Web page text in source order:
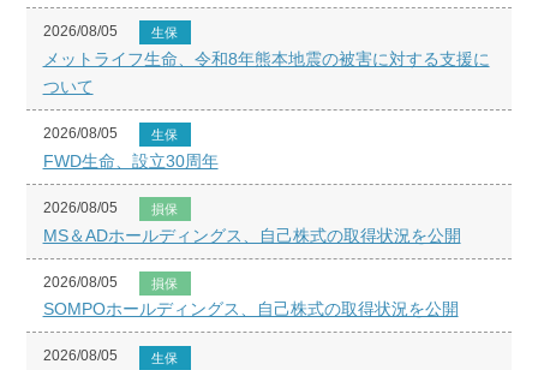
2026/08/05 生保
メットライフ生命、令和8年熊本地震の被害に対する支援に
ついて
2026/08/05 生保
FWD生命、設立30周年
2026/08/05 損保
MS＆ADホールディングス、自己株式の取得状況を公開
2026/08/05 損保
SOMPOホールディングス、自己株式の取得状況を公開
2026/08/05 生保